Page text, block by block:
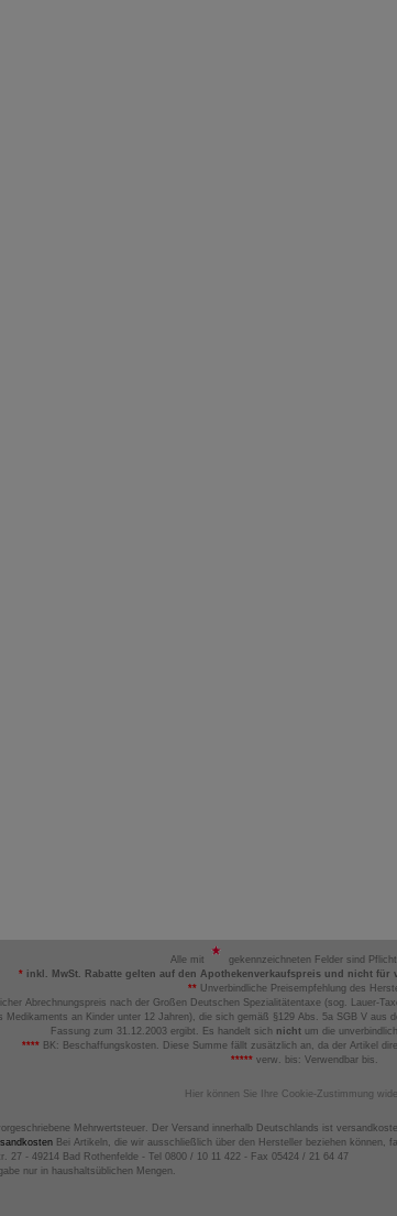
Alle mit
gekennzeichneten Felder sind
* inkl. MwSt. Rabatte gelten auf den Apothekenverkaufspreis und nicht für
**Unverbindliche Preisempfehlung des
Abrechnungspreis nach der Großen Deutschen Spezialitätentaxe (sog. Lauer-
Medikaments an Kinder unter 12 Jahren), die sich gemäß §129 Abs. 5a SGB V
Fassung zum 31.12.2003 ergibt. Es handelt sich nicht um die
**** BK: Beschaffungskosten. Diese Summe fällt zusätzlich an, da der Artikel
***** verw. bis: Verwendbar bis.
Hier können Sie Ihre Cookie-Zustimmung
Mehrwertsteuer. Der Versand innerhalb Deutschlands ist
Bei Artikeln, die wir ausschließlich über den Hersteller beziehen können,
27 - 49214 Bad Rothenfelde - Tel 0800 / 10 11 422 - Fax 05424 / 21 64 47
nur in haushaltsüblichen Mengen.